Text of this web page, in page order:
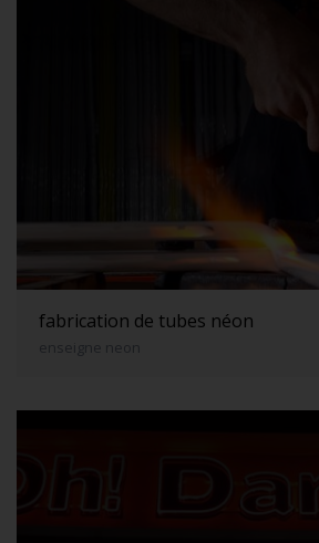
fabrication de tubes néon
enseigne neon